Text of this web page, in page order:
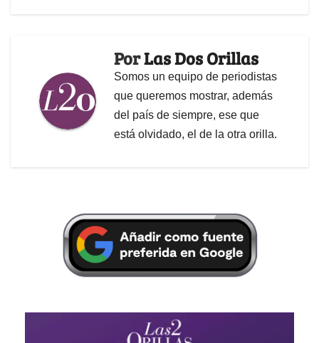
PorLas Dos Orillas
Somos un equipo de periodistas
que queremos mostrar, además
del país de siempre, ese que
está olvidado, el de la otra orilla.